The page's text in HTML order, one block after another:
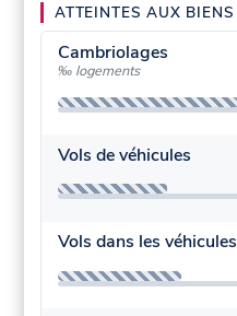
ATTEINTES AUX BIENS
Cambriolages
‰ logements
Vols de véhicules
Vols dans les véhicules